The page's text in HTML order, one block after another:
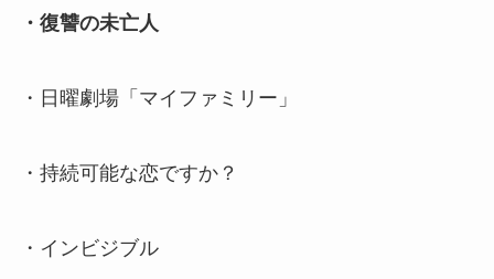
・復讐の未亡人
・日曜劇場「マイファミリー」
・持続可能な恋ですか？
・インビジブル